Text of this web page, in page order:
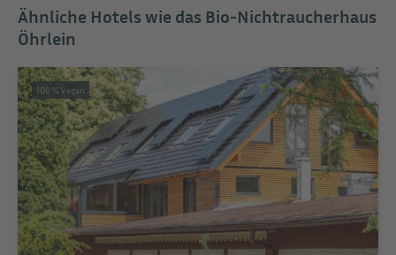
Ähnliche Hotels wie das Bio-Nichtraucherhaus
Öhrlein
100 % Vegan